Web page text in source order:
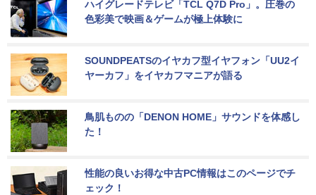
ハイグレードテレビ「TCL Q7D Pro」。圧巻の
色彩美で映画＆ゲームが極上体験に
SOUNDPEATSのイヤカフ型イヤフォン「UU2イ
ヤーカフ」をイヤカフマニアが語る
鳥肌ものの「DENON HOME」サウンドを体感し
た！
性能の良いお得な中古PC情報はこのページでチ
ェック！